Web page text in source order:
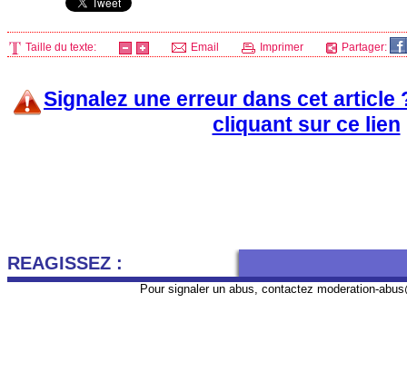
Taille du texte: Email Imprimer Partager:
Signalez une erreur dans cet article
cliquant sur ce lien
REAGISSEZ :
Pour signaler un abus, contactez moderation-